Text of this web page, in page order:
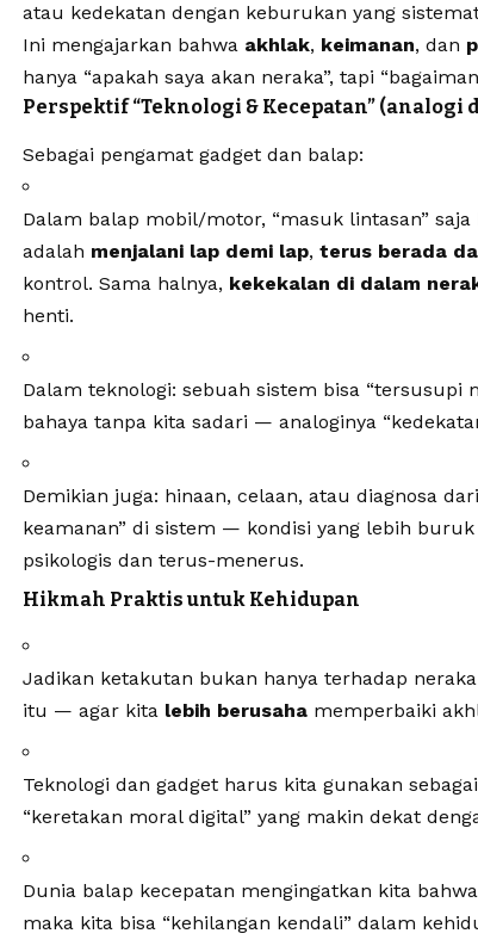
atau kedekatan dengan keburukan yang
Ini mengajarkan bahwa akhlak, keimanan, dan
hanya “apakah saya akan neraka”, tapi
Perspektif “Teknologi & Kecepatan” (analogi
Sebagai pengamat gadget dan balap:
Dalam balap mobil/motor, “masuk lintasan”
adalah menjalani lap demi lap, terus berada
kontrol. Sama halnya, kekekalan di dalam
henti.
Dalam teknologi: sebuah sistem bisa “tersusupi
bahaya tanpa kita sadari — analoginya
Demikian juga: hinaan, celaan, atau diagnosa
keamanan” di sistem — kondisi yang lebih
psikologis dan terus-menerus.
Hikmah Praktis untuk Kehidupan
Jadikan ketakutan bukan hanya terhadap
itu — agar kita lebih berusaha memperbaiki
Teknologi dan gadget harus kita gunakan
“keretakan moral digital” yang makin dekat
Dunia balap kecepatan mengingatkan kita
maka kita bisa “kehilangan kendali” dalam